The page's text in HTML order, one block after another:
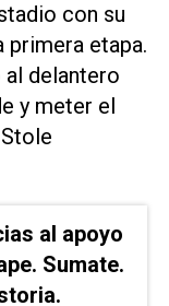
con su
primera etapa.
al delantero
y meter el
al apoyo
Sumate.